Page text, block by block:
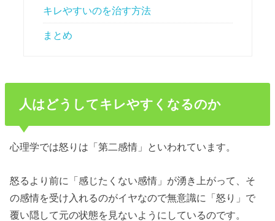
キレやすいのを治す方法
まとめ
人はどうしてキレやすくなるのか
心理学では怒りは「第二感情」といわれています。
怒るより前に「感じたくない感情」が湧き上がって、そ
の感情を受け入れるのがイヤなので無意識に「怒り」で
覆い隠して元の状態を見ないようにしているのです。